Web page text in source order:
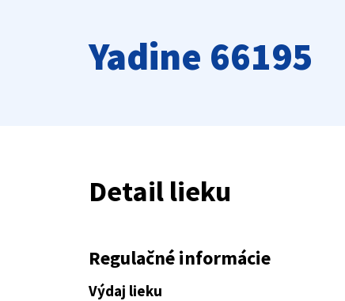
Yadine 66195
Detail lieku
Regulačné informácie
Výdaj lieku